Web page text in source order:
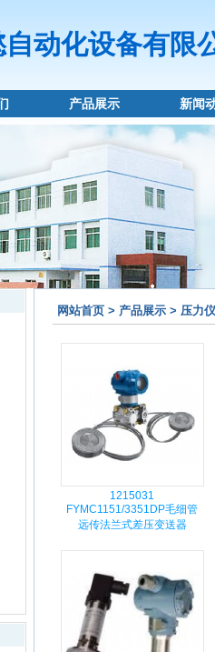
动化设备有限
产品展示 新闻
网站首页 > 产品展示 > 压力
1215031
FYMC1151/3351DP毛细管
远传法兰式差压变送器